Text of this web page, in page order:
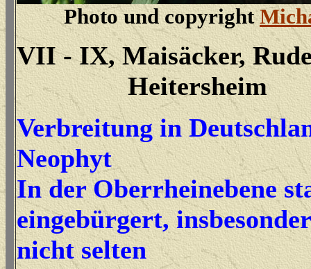
Photo und copyright
VII - IX, Maisäcker,
Heitersheim
Verbreitung in
Neophyt
In der Oberrheinebene
eingebürgert,
nicht selten